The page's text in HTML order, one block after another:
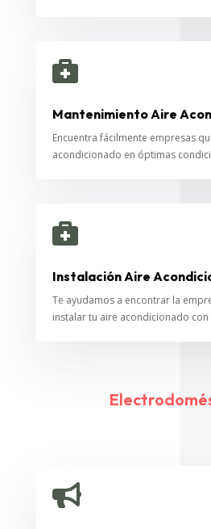

Mantenimiento Aire
Encuentra fácilmente empresas
acondicionado en óptimas

Instalación Aire
Te ayudamos a encontrar la
instalar tu aire acondicionado
